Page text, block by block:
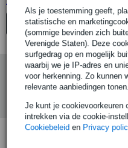
Als je toestemming geeft,
statistische en
(sommige bevinden zich
Verenigde Staten). Deze
surfgedrag op en mogelijk
waarbij we je IP-adres en
voor herkenning. Zo kunnen
relevante aanbiedingen tonen.
Je kunt je cookievoorkeuren
intrekken via de cookie-
Cookiebeleid en Privacy
balkklem